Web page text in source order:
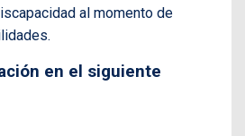
al momento de
en el siguiente